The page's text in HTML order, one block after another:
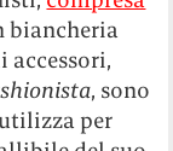
biancheria
, sono
per